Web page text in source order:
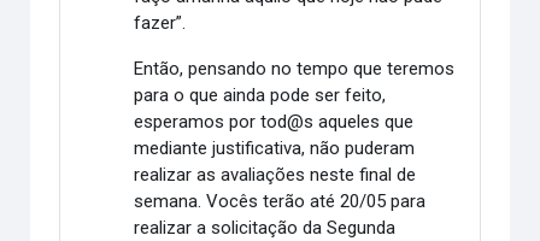
fazer”.
Então, pensando no tempo que teremos
para o que ainda pode ser feito,
esperamos por tod@s aqueles que
mediante justificativa, não puderam
realizar as avaliações neste final de
semana. Vocês terão até 20/05 para
realizar a solicitação da Segunda